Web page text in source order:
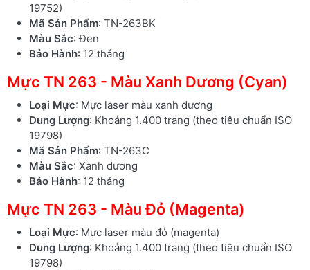
19752)
Mã Sản Phẩm: TN-263BK
Màu Sắc: Đen
Bảo Hành: 12 tháng
Mực TN 263 - Màu Xanh Dương (Cyan)
Loại Mực: Mực laser màu xanh dương
Dung Lượng: Khoảng 1.400 trang (theo tiêu chuẩn ISO
19798)
Mã Sản Phẩm: TN-263C
Màu Sắc: Xanh dương
Bảo Hành: 12 tháng
Mực TN 263 - Màu Đỏ (Magenta)
Loại Mực: Mực laser màu đỏ (magenta)
Dung Lượng: Khoảng 1.400 trang (theo tiêu chuẩn ISO
19798)